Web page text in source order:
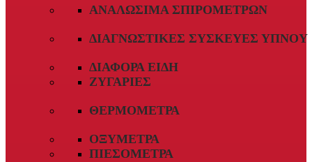
ΑΝΑΛΏΣΙΜΑ ΣΠΙΡΟΜΈΤΡΩΝ
ΔΙΑΓΝΩΣΤΙΚΈΣ ΣΥΣΚΕΥΈΣ ΎΠΝΟΥ
ΔΙΆΦΟΡΑ ΕΊΔΗ
ΖΥΓΑΡΙΈΣ
ΘΕΡΜΌΜΕΤΡΑ
ΟΞΎΜΕΤΡΑ
ΠΙΕΣΌΜΕΤΡΑ